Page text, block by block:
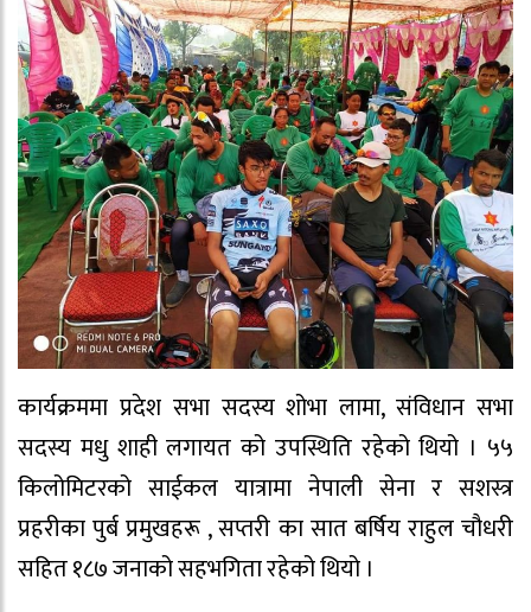
कार्यक्रममा प्रदेश सभा सदस्य शोभा लामा, संविधान सभा
सदस्य मधु शाही लगायत को उपस्थिति रहेको थियो । ५५
किलोमिटरको साईकल यात्रामा नेपाली सेना र सशस्त्र
प्रहरीका पुर्ब प्रमुखहरू , सप्तरी का सात बर्षिय राहुल चौधरी
सहित १८७ जनाको सहभगिता रहेको थियो ।